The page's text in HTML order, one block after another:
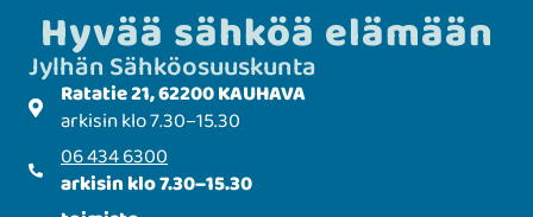
Hyvää sähköä elämään
Jylhän Sähkö­­osuuskunta
Ratatie 21, 62200 KAUHAVA
arkisin klo 7.30–15.30
06 434 6300
arkisin klo 7.30–15.30